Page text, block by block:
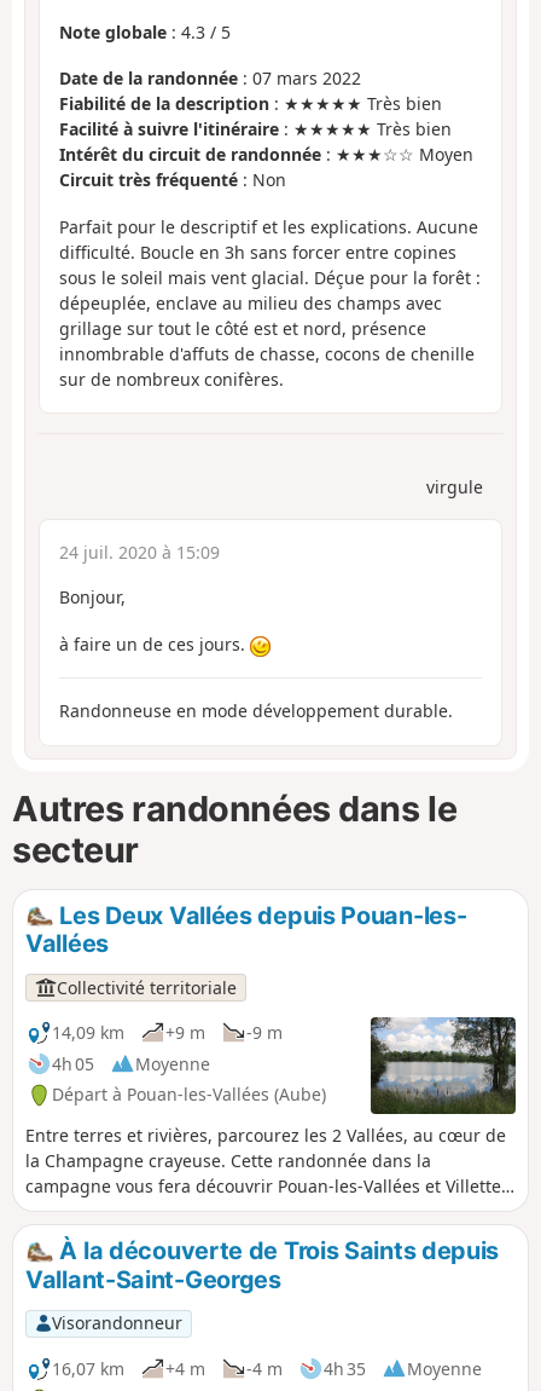
Note globale : 4.3 / 5
Date de la randonnée : 07 mars 2022
Fiabilité de la description : ★★★★★ Très bien
Facilité à suivre l'itinéraire : ★★★★★ Très bien
Intérêt du circuit de randonnée : ★★★☆☆ Moyen
Circuit très fréquenté : Non
Parfait pour le descriptif et les explications. Aucune
difficulté. Boucle en 3h sans forcer entre copines
sous le soleil mais vent glacial. Déçue pour la forêt :
dépeuplée, enclave au milieu des champs avec
grillage sur tout le côté est et nord, présence
innombrable d'affuts de chasse, cocons de chenille
sur de nombreux conifères.
virgule
24 juil. 2020 à 15:09
Bonjour,
à faire un de ces jours.
Randonneuse en mode développement durable.
Autres randonnées dans le
secteur
Les Deux Vallées depuis Pouan-les-
Vallées
Collectivité territoriale
14,09 km
+9 m
-9 m
4h 05
Moyenne
Départ à Pouan-les-Vallées (Aube)
Entre terres et rivières, parcourez les 2 Vallées, au cœur de
la Champagne crayeuse. Cette randonnée dans la
campagne vous fera découvrir Pouan-les-Vallées et Villette-
sur-Aube, communes proches de la ville d'Arcis-sur-
Aube.Vous apprécierez les nuances des ocres, des marrons
et des jaunes des terres cultivées et des verts des vaux
boisés et ombreux.
À la découverte de Trois Saints depuis
Vallant-Saint-Georges
Visorandonneur
16,07 km
+4 m -4 m 4h 35
Moyenne